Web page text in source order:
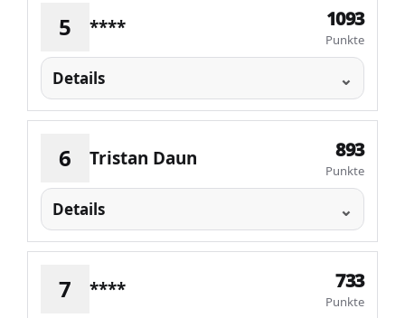
5 **** 1093
Punkte
Details
6 Tristan Daun 893
Punkte
Details
7 **** 733
Punkte